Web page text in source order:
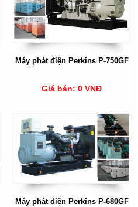
Máy phát điện Perkins P-750GF
Giá bán: 0 VNĐ
Máy phát điện Perkins P-680GF